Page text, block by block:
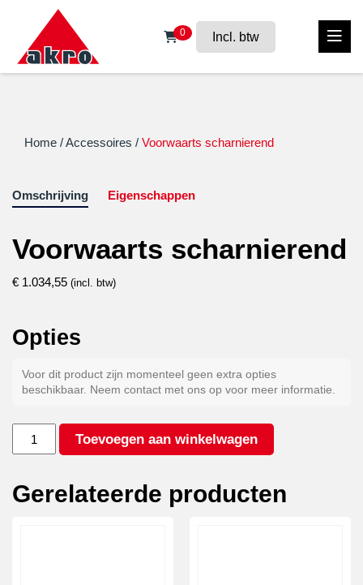
0 Incl. btw
Home /Accessoires / Voorwaarts scharnierend
Omschrijving Eigenschappen
Voorwaarts scharnierend
€ 1.034,55 (incl. btw)
Opties
Voor dit product zijn momenteel geen extra opties
beschikbaar. Neem contact met ons op voor meer informatie.
Voorwaarts
scharnierendToevoegen aan winkelwagen
Gerelateerde producten